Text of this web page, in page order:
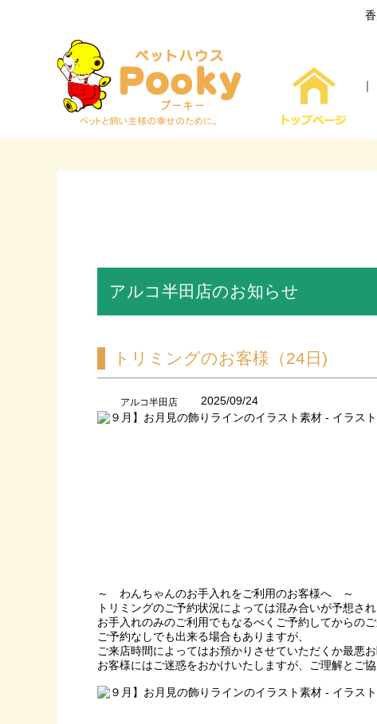
｜
アルコ半田店のお知らせ
トリミングのお客様（24日)
アルコ半田店 2025/09/24
～ わんちゃんのお手入れをご利用のお客様へ ～
トリミングのご予約状況によっては混み合いが予想され
お手入れのみのご利用でもなるべくご予約してからの
ご予約なしでも出来る場合もありますが、
ご来店時間によってはお預かりさせていただくか最悪
お客様にはご迷惑をおかけいたしますが、ご理解とご協